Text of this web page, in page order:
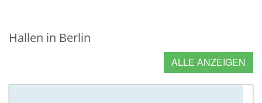
Hallen in Berlin
ALLE ANZEIGEN